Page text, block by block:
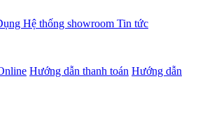
Hệ thống showroom Tin tức
Hướng dẫn thanh toán Hướng dẫn